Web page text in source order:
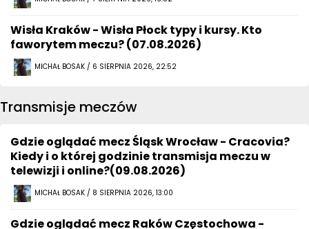
Wisła Kraków - Wisła Płock typy i kursy. Kto
faworytem meczu? (07.08.2026)
MICHAŁ BOSAK / 6 SIERPNIA 2026, 22:52
Transmisje meczów
Gdzie oglądać mecz Śląsk Wrocław - Cracovia?
Kiedy i o której godzinie transmisja meczu w
telewizji i online?(09.08.2026)
MICHAŁ BOSAK / 8 SIERPNIA 2026, 13:00
Gdzie oglądać mecz Raków Częstochowa -